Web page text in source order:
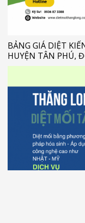
BẢNG GIÁ DIỆT
HUYỆN TÂN PHÚ,